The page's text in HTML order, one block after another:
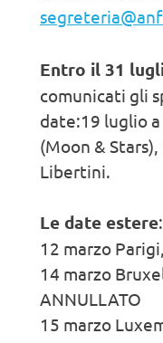
Entro il 31
comunicati gli
date:19 luglio a
(Moon & Stars),
Libertini.
Le date estere:
12 marzo
14 marzo
ANNULLATO
15 marzo